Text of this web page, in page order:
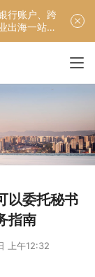
行账户、跨
出海一站式
以委托秘书
指南
上午12:32